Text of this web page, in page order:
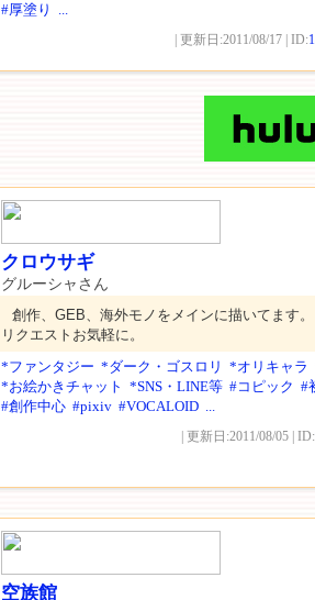
#厚塗り
...
| 更新日:2011/08/17 | ID:
クロウサギ
グルーシャさん
創作、GEB、海外モノをメインに描いてます
リクエストお気軽に。
*ファンタジー *ダーク・ゴスロリ *オリキャラ
*お絵かきチャット *SNS・LINE等 #コピック #
#創作中心 #pixiv #VOCALOID ...
| 更新日:2011/08/05 | ID:
空族館